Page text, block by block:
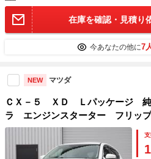
在庫を確認・見積り
今あなたの他に7
NEW マツダ
ＣＸ－５ ＸＤ Ｌパッケージ
ラ エンジンスターター フリッ
ッドライト 黒革シート パワー
ダプティブクルーズ ステアリン